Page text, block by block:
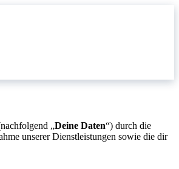
„Deine Daten“) durch die
unserer Dienstleistungen sowie die dir